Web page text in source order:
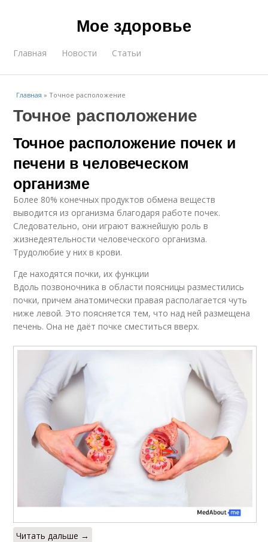
Мое здоровье
Главная Новости Статьи
Главная »Точное расположение
Точное расположение
Точное расположение почек и
печени в человеческом
организме
Более 80% конечных продуктов обмена веществ
выводится из организма благодаря работе почек.
Следовательно, они играют важнейшую роль в
жизнедеятельности человеческого организма.
Трудолюбие у них в крови.
Где находятся почки, их функции
Вдоль позвоночника в области поясницы разместились
почки, причем анатомически правая располагается чуть
ниже левой. Это поясняется тем, что над ней размещена
печень. Она не даёт почке сместиться вверх.
Читать дальше →